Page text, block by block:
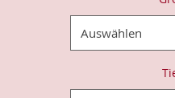
Auswählen